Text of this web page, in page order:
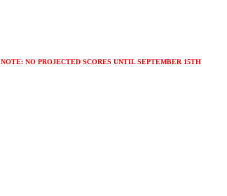
NOTE: NO PROJECTED SCORES UNTIL SEPTEMBER 15TH